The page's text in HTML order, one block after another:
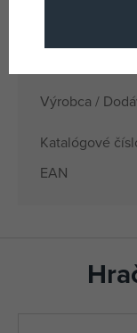
Výrobca /
Katalógové
EAN